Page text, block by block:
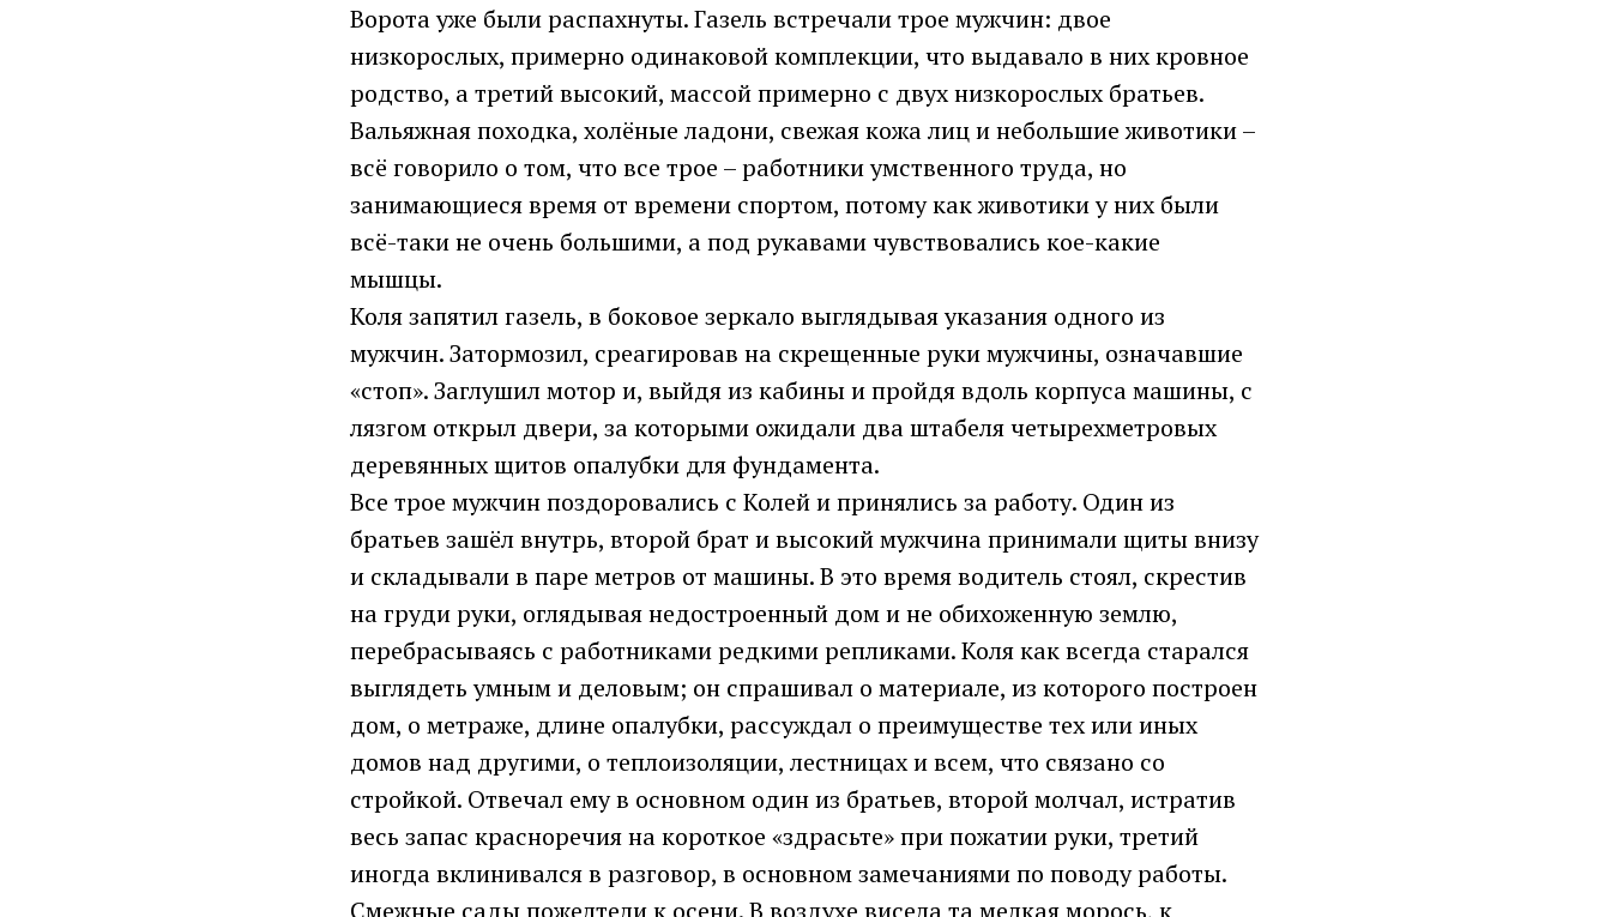
Ворота уже были распахнуты. Газель встречали трое мужчин: двое
низкорослых, примерно одинаковой комплекции, что выдавало в них кровное
родство, а третий высокий, массой примерно с двух низкорослых братьев.
Вальяжная походка, холёные ладони, свежая кожа лиц и небольшие животики –
всё говорило о том, что все трое – работники умственного труда, но
занимающиеся время от времени спортом, потому как животики у них были
всё-таки не очень большими, а под рукавами чувствовались кое-какие
мышцы.
Коля запятил газель, в боковое зеркало выглядывая указания одного из
мужчин. Затормозил, среагировав на скрещенные руки мужчины, означавшие
«стоп». Заглушил мотор и, выйдя из кабины и пройдя вдоль корпуса машины, с
лязгом открыл двери, за которыми ожидали два штабеля четырехметровых
деревянных щитов опалубки для фундамента.
Все трое мужчин поздоровались с Колей и принялись за работу. Один из
братьев зашёл внутрь, второй брат и высокий мужчина принимали щиты внизу
и складывали в паре метров от машины. В это время водитель стоял, скрестив
на груди руки, оглядывая недостроенный дом и не обихоженную землю,
перебрасываясь с работниками редкими репликами. Коля как всегда старался
выглядеть умным и деловым; он спрашивал о материале, из которого построен
дом, о метраже, длине опалубки, рассуждал о преимуществе тех или иных
домов над другими, о теплоизоляции, лестницах и всем, что связано со
стройкой. Отвечал ему в основном один из братьев, второй молчал, истратив
весь запас красноречия на короткое «здрасьте» при пожатии руки, третий
иногда вклинивался в разговор, в основном замечаниями по поводу работы.